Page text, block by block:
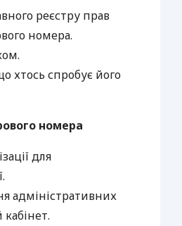
реєстру прав
номера.
хтось спробує його
номера
для
адміністративних